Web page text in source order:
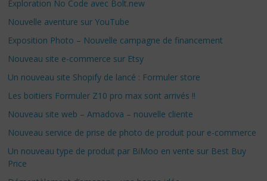
Exploration No Code avec Bolt.new
Nouvelle aventure sur YouTube
Exposition Photo – Nouvelle campagne de financement
Nouveau site e-commerce sur Etsy
Un nouveau site Shopify de lancé : Formuler store
Les boitiers Formuler Z10 pro max sont arrivés !!
Nouveau site web – Amadova – nouvelle cliente
Nouveau service de prise de photo de produit pour e-commerce
Un nouveau type de produit par BiMoo en vente sur Best Buy
Price